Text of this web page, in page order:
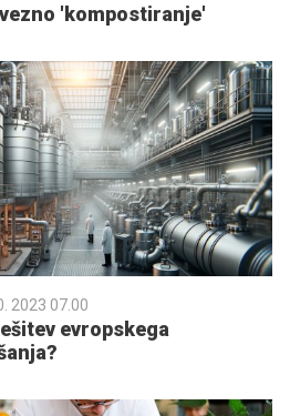
'kompostiranje'
2023 07.00
evropskega